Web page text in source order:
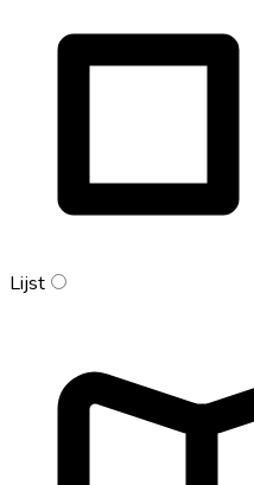
Lijst